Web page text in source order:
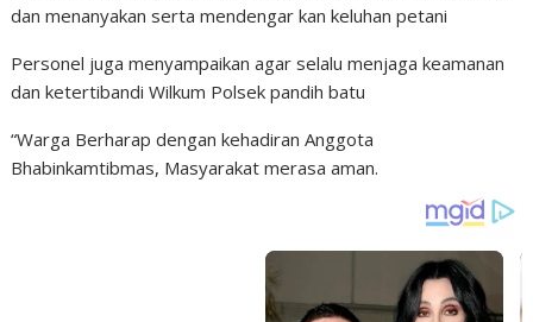
dan menanyakan serta mendengar kan keluhan petani
Personel juga menyampaikan agar selalu menjaga keamanan
dan ketertibandi Wilkum Polsek pandih batu
“Warga Berharap dengan kehadiran Anggota
Bhabinkamtibmas, Masyarakat merasa aman.